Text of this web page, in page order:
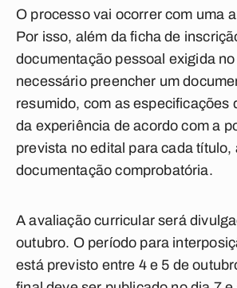
O processo vai ocorrer com uma
Por isso, além da ficha de
documentação pessoal exigida
necessário preencher um
resumido, com as especificações
da experiência de acordo com a
prevista no edital para cada título,
documentação comprobatória.
A avaliação curricular será
outubro. O período para
está previsto entre 4 e 5 de